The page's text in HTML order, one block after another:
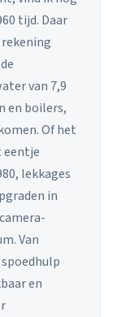
tijd. Daar
van 7,9
en boilers,
Of het
eentje
lekkages
in
Van
en